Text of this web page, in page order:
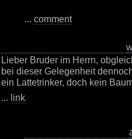
... comment
Lieber Bruder im Herrn,
bei dieser Gelegenheit
ein Lattetrinker, doch kein
... link